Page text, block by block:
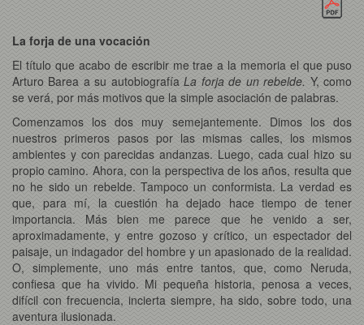
La forja de una vocación
El título que acabo de escribir me trae a la memoria el que puso
Arturo Barea a su autobiografíaLa forja de un rebelde. Y, como
se verá, por más motivos que la simple asociación de palabras.
Comenzamos los dos muy semejantemente. Dimos los dos
nuestros primeros pasos por las mismas calles, los mismos
ambientes y con parecidas andanzas. Luego, cada cual hizo su
propio camino. Ahora, con la perspectiva de los años, resulta que
no he sido un rebelde. Tampoco un conformista. La verdad es
que, para mí, la cuestión ha dejado hace tiempo de tener
importancia. Más bien me parece que he venido a ser,
aproximadamente, y entre gozoso y crítico, un espectador del
paisaje, un indagador del hombre y un apasionado de la realidad.
O, simplemente, uno más entre tantos, que, como Neruda,
confiesa que ha vivido. Mi pequeña historia, penosa a veces,
difícil con frecuencia, incierta siempre, ha sido, sobre todo, una
aventura ilusionada.